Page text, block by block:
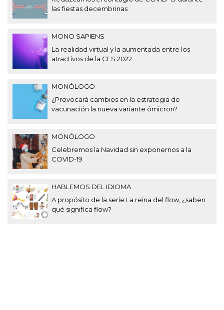
las fiestas decembrinas
MONO SAPIENS
La realidad virtual y la aumentada entre los
atractivos de la CES 2022
MONÓLOGO
¿Provocará cambios en la estrategia de
vacunación la nueva variante ómicron?
MONÓLOGO
Celebremos la Navidad sin exponernos a la
COVID-19
HABLEMOS DEL IDIOMA
A propósito de la serie La reina del flow, ¿saben
qué significa flow?